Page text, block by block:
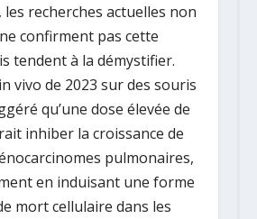
les recherches actuelles non
confirment pas cette
tendent à la démystifier.
in vivo de 2023 sur des souris
qu’une dose élevée de
inhiberla croissance de
pulmonaires,
en induisant une forme
mort cellulaire dans les